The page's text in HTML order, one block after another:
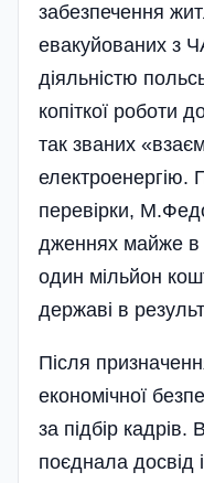
забезпечення
евакуйованих з
діяльністю
копіткої роботи
так званих
електроенергію.
перевірки,
дженнях майже в
один мільйон
державі в
Після
економічної
за підбір кадрів.
поєднала досвід